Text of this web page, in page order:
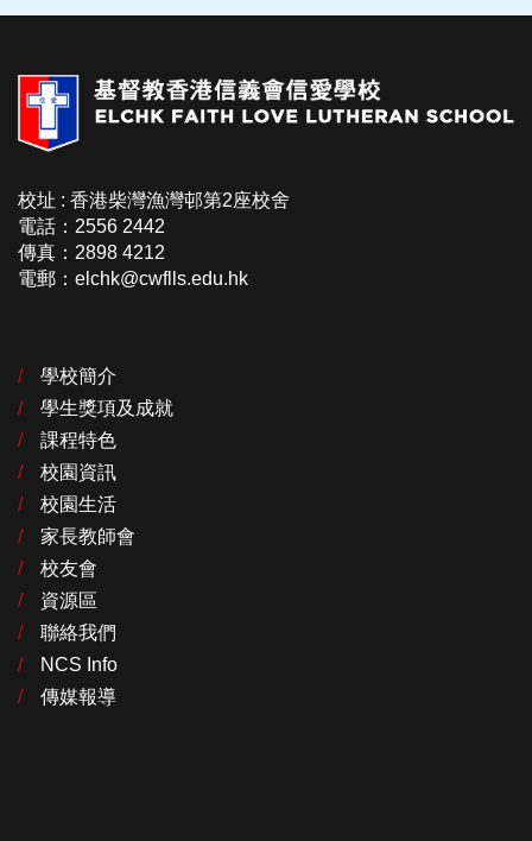
校址 : 香港柴灣漁灣邨第2座校舍
電話：2556 2442
傳真：2898 4212
電郵：elchk@cwflls.edu.hk
學校簡介
學生獎項及成就
課程特色
校園資訊
校園生活
家長教師會
校友會
資源區
聯絡我們
NCS Info
傳媒報導